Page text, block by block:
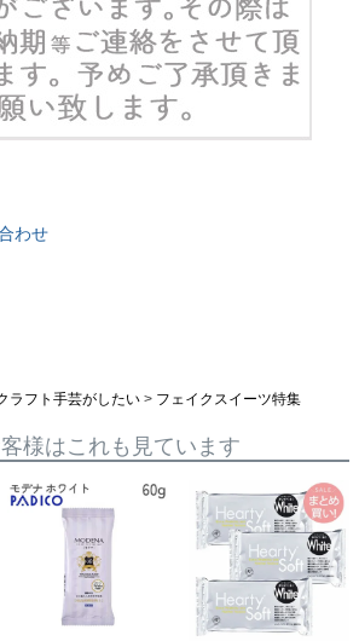
わせ
ラフト手芸がしたい フェイクスイーツ特集
様はこれも見ています